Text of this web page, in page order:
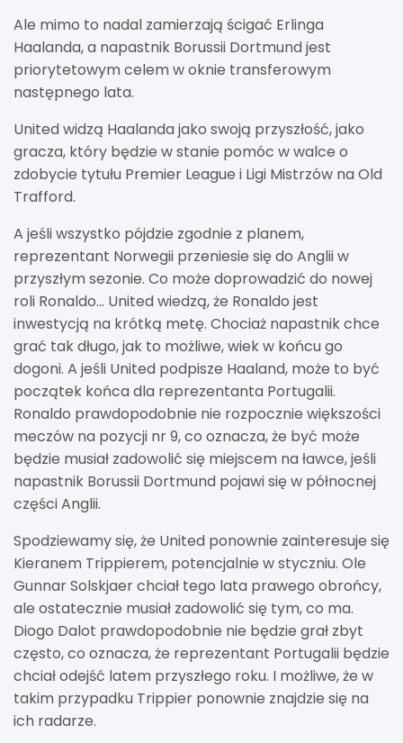
Ale mimo to nadal zamierzają ścigać Erlinga
Haalanda, a napastnik Borussii Dortmund jest
priorytetowym celem w oknie transferowym
następnego lata.
United widzą Haalanda jako swoją przyszłość, jako
gracza, który będzie w stanie pomóc w walce o
zdobycie tytułu Premier League i Ligi Mistrzów na Old
Trafford.
A jeśli wszystko pójdzie zgodnie z planem,
reprezentant Norwegii przeniesie się do Anglii w
przyszłym sezonie. Co może doprowadzić do nowej
roli Ronaldo… United wiedzą, że Ronaldo jest
inwestycją na krótką metę. Chociaż napastnik chce
grać tak długo, jak to możliwe, wiek w końcu go
dogoni. A jeśli United podpisze Haaland, może to być
początek końca dla reprezentanta Portugalii.
Ronaldo prawdopodobnie nie rozpocznie większości
meczów na pozycji nr 9, co oznacza, że ​​być może
będzie musiał zadowolić się miejscem na ławce, jeśli
napastnik Borussii Dortmund pojawi się w północnej
części Anglii.
Spodziewamy się, że United ponownie zainteresuje się
Kieranem Trippierem, potencjalnie w styczniu. Ole
Gunnar Solskjaer chciał tego lata prawego obrońcy,
ale ostatecznie musiał zadowolić się tym, co ma.
Diogo Dalot prawdopodobnie nie będzie grał zbyt
często, co oznacza, że ​​reprezentant Portugalii będzie
chciał odejść latem przyszłego roku. I możliwe, że w
takim przypadku Trippier ponownie znajdzie się na
ich radarze.